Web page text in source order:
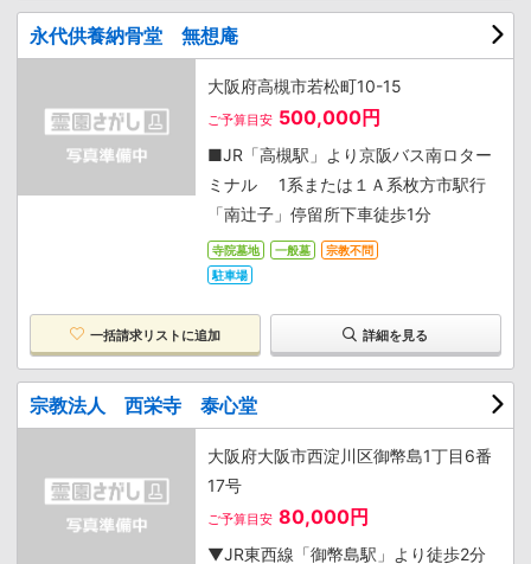
永代供養納骨堂 無想庵
大阪府高槻市若松町10-15
ご予算目安 500,000円
■JR「高槻駅」より京阪バス南ロター
ミナル 1系または１Ａ系枚方市駅行
「南辻子」停留所下車徒歩1分
寺院墓地 一般墓
宗教不問
駐車場
一括請求リストに追加 詳細を見る
宗教法人 西栄寺 泰心堂
大阪府大阪市西淀川区御幣島1丁目6番
17号
ご予算目安 80,000円
▼JR東西線「御幣島駅」より徒歩2分